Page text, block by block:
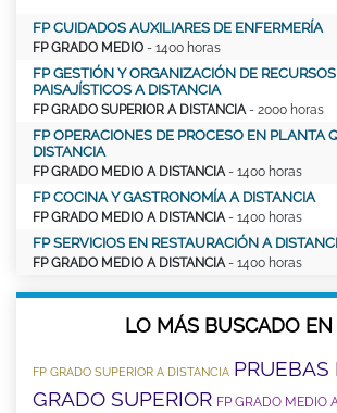
FP CUIDADOS AUXILIARES DE ENFERMERÍA
FP GRADO MEDIO - 1400 horas
FP GESTIÓN Y ORGANIZACIÓN DE
PAISAJÍSTICOS A DISTANCIA
FP GRADO SUPERIOR A DISTANCIA- 2000 horas
FP OPERACIONES DE PROCESO EN PLANTA
DISTANCIA
FP GRADO MEDIO A DISTANCIA- 1400 horas
FP COCINA Y GASTRONOMÍA A DISTANCIA
FP GRADO MEDIO A DISTANCIA- 1400 horas
FP SERVICIOS EN RESTAURACIÓN A
FP GRADO MEDIO A DISTANCIA- 1400 horas
LO MÁS BUSCADO EN
FP GRADO SUPERIOR A DISTANCIA PRUEBAS
GRADO SUPERIOR FP GRADO MEDIO